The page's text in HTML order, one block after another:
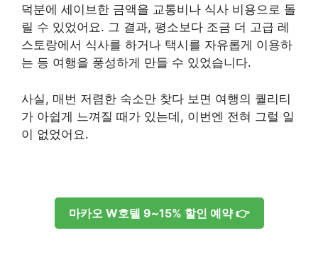
덕분에 세이브한 금액을 교통비나 식사 비용으로 돌
릴 수 있었어요. 그 결과, 평소보다 조금 더 고급 레
스토랑에서 식사를 하거나 택시를 자유롭게 이용하
는 등 여행을 풍성하게 만들 수 있었습니다.
사실, 매번 저렴한 숙소만 찾다 보면 여행의 퀄리티
가 아쉽게 느껴질 때가 있는데, 이번엔 전혀 그럴 일
이 없었어요.
마카오 W호텔 9~15% 할인 예약 👉